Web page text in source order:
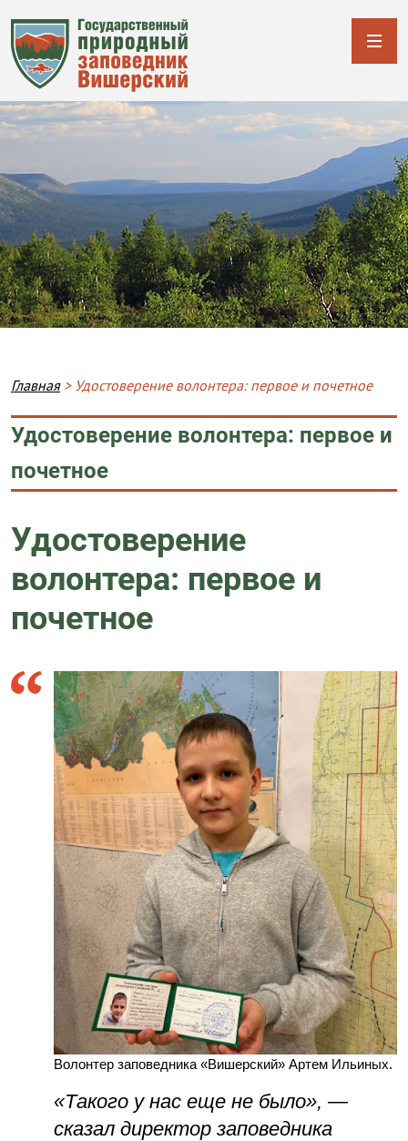
Breadcrumb
Главная Удостоверение волонтера: первое и почетное
Удостоверение волонтера: первое и
почетное
Удостоверение
волонтера: первое и
почетное
Волонтер заповедника «Вишерский» Артем Ильиных.
«Такого у нас еще не было», —
сказал директор заповедника